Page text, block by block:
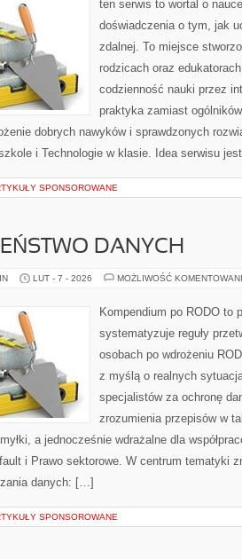
ten serwis to wortal o
doświadczenia o tym, jak
zdalnej. To miejsce
rodzicach oraz
codzienność nauki przez
praktyka zamiast
dobrych nawyków i sprawdzonych
i Technologie w klasie. Idea serwisu
SPONSOROWANE
DANYCH
LUT - 7 - 2026 MOŻLIWOŚĆ
Kompendium po RODO to
systematyzuje reguły
osobach po wdrożeniu
z myślą o realnych
specjalistów za ochronę
zrozumienia przepisów w
a jednocześnie wdrażalne dla
i Prawo sektorowe. W centrum tematyki
danych: […]
SPONSOROWANE